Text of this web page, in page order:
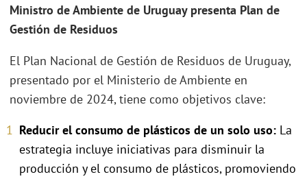
Ministro de Ambiente de Uruguay presenta Plan de
Gestión de Residuos
El Plan Nacional de Gestión de Residuos de Uruguay,
presentado por el Ministerio de Ambiente en
noviembre de 2024, tiene como objetivos clave:
Reducir el consumo de plásticos de un solo uso: La
estrategia incluye iniciativas para disminuir la
producción y el consumo de plásticos, promoviendo